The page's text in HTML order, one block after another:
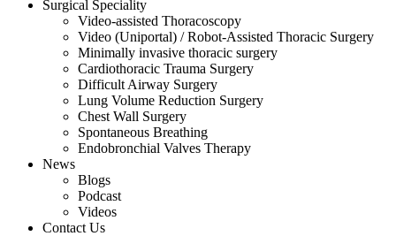
Surgical Speciality
Video-assisted Thoracoscopy
Video (Uniportal) / Robot-Assisted Thoracic Surgery
Minimally invasive thoracic surgery
Cardiothoracic Trauma Surgery
Difficult Airway Surgery
Lung Volume Reduction Surgery
Chest Wall Surgery
Spontaneous Breathing
Endobronchial Valves Therapy
News
Blogs
Podcast
Videos
Contact Us